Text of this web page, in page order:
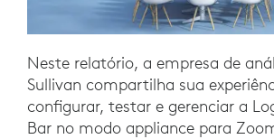
Neste relatório, a empresa de
Sullivan compartilha sua
configurar, testar e gerenciar a
Bar no modo appliance para